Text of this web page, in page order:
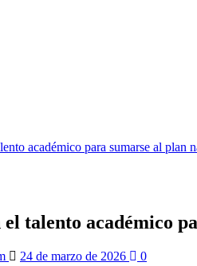
académico para sumarse al
el talento académico
24 de marzo de 2026 0